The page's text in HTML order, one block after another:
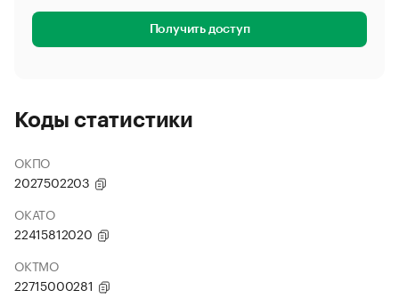
Получить доступ
Коды статистики
ОКПО
2027502203
ОКАТО
22415812020
ОКТМО
22715000281